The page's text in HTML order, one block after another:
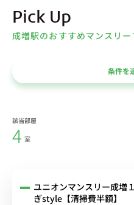
Pick Up
成増駅のおすすめマンスリ
条件を
該当部屋
4 室
ユニオンマンスリー成増
ぎstyle【清掃費半額】